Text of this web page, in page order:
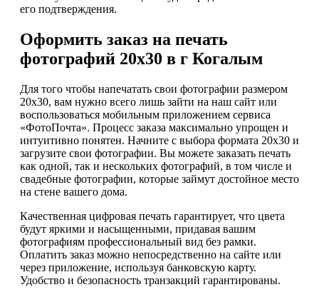
его подтверждения.
Оформить заказ на печать
фотографий 20х30 в г Когалым
Для того чтобы напечатать свои фотографии размером
20х30, вам нужно всего лишь зайти на наш сайт или
воспользоваться мобильным приложением сервиса
«ФотоПочта». Процесс заказа максимально упрощен и
интуитивно понятен. Начните с выбора формата 20х30 и
загрузите свои фотографии. Вы можете заказать печать
как одной, так и нескольких фотографий, в том числе и
свадебные фотографии, которые займут достойное место
на стене вашего дома.
Качественная цифровая печать гарантирует, что цвета
будут яркими и насыщенными, придавая вашим
фотографиям профессиональный вид без рамки.
Оплатить заказ можно непосредственно на сайте или
через приложение, используя банковскую карту.
Удобство и безопасность транзакций гарантированы.